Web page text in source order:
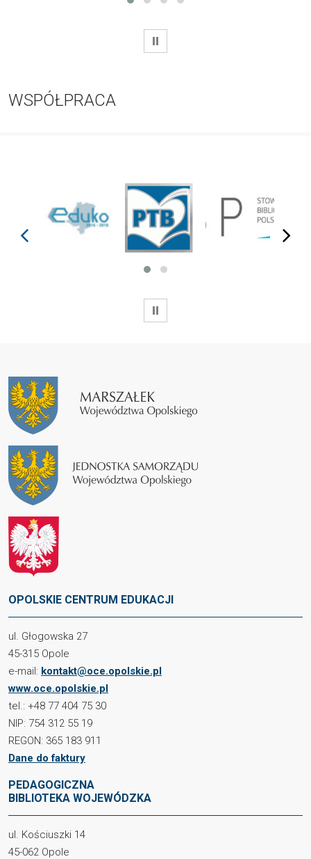
WSTRZYMAJ
WSPÓŁPRACA
prev next
WSTRZYMAJ
OPOLSKIE CENTRUM EDUKACJI
ul. Głogowska 27
45-315 Opole
e-mail: kontakt@oce.opolskie.pl
www.oce.opolskie.pl
tel.: +48 77 404 75 30
NIP: 754 312 55 19
REGON: 365 183 911
Dane do faktury
PEDAGOGICZNA
BIBLIOTEKA WOJEWÓDZKA
ul. Kościuszki 14
45-062 Opole